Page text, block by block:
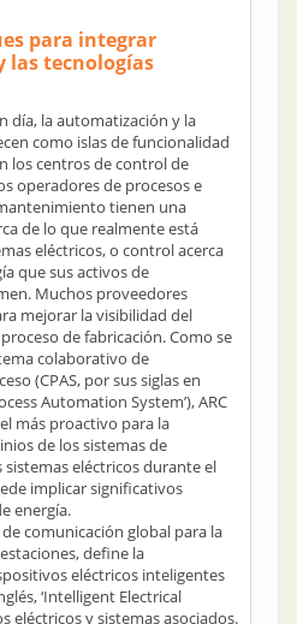
para integrar
las tecnologías
día, la automatización y la
como islas de funcionalidad
los centros de control de
operadores de procesos e
tienen una
de lo que realmente está
eléctricos, o control acerca
que sus activos de
Muchos proveedores
mejorar la visibilidad del
de fabricación. Como se
colaborativo de
(CPAS, por sus siglas en
Automation System’), ARC
más proactivo para la
de los sistemas de
eléctricos durante el
implicar significativos
energía.
comunicación global para la
define la
eléctricos inteligentes
‘Intelligent Electrical
eléctricos y sistemas asociados.